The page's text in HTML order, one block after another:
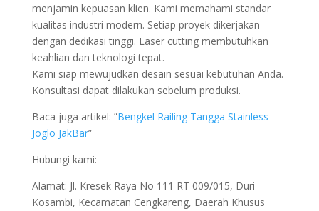
menjamin kepuasan klien. Kami memahami standar
kualitas industri modern. Setiap proyek dikerjakan
dengan dedikasi tinggi. Laser cutting membutuhkan
keahlian dan teknologi tepat.
Kami siap mewujudkan desain sesuai kebutuhan Anda.
Konsultasi dapat dilakukan sebelum produksi.
Baca juga artikel: ”Bengkel Railing Tangga Stainless
Joglo JakBar”
Hubungi kami:
Alamat: Jl. Kresek Raya No 111 RT 009/015, Duri
Kosambi, Kecamatan Cengkareng, Daerah Khusus